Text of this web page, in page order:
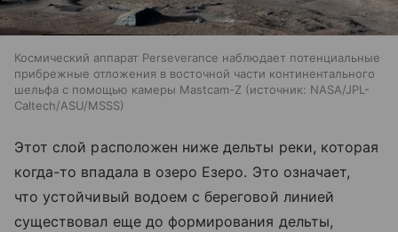
Космический аппарат Perseverance наблюдает потенциальные
прибрежные отложения в восточной части континентального
шельфа с помощью камеры Mastcam-Z
источник: NASA/JPL-
Caltech/ASU/MSSS
Этот слой расположен ниже дельты реки, которая
когда-то впадала в озеро Езеро. Это означает,
что устойчивый водоем с береговой линией
существовал еще до формирования дельты,